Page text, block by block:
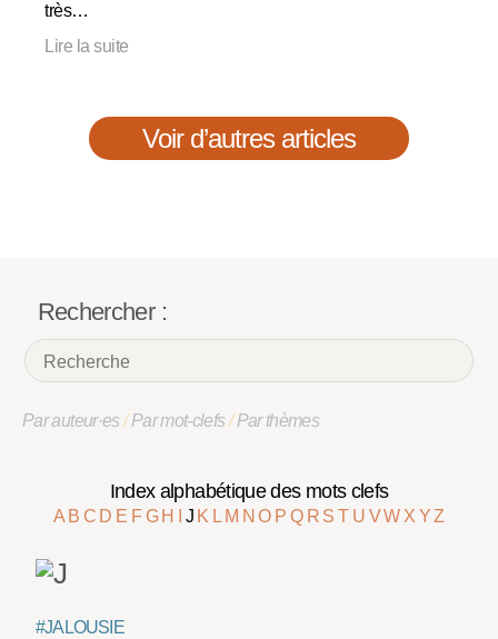
très…
Lire la suite
Voir d’autres articles
Rechercher :
Par auteur·es/Par mot-clefs/Par thèmes
Index alphabétique des mots clefs
A B C D E F G H J K L M NO P Q R ST U VW X YZ
#JALOUSIE